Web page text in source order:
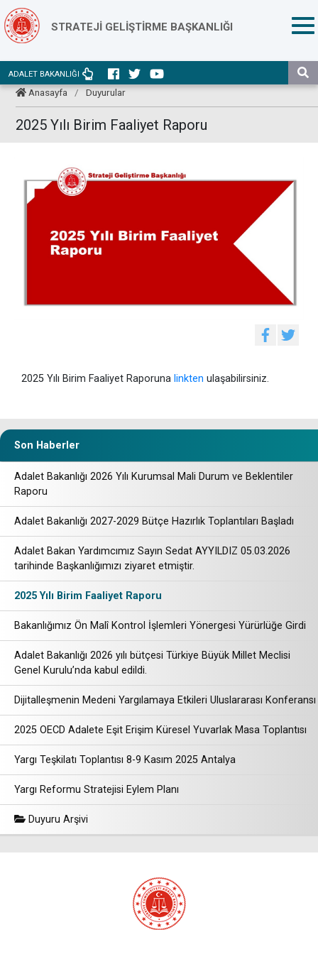
STRATEJİ GELİŞTİRME BAŞKANLIĞI
ADALET BAKANLIĞI
Anasayfa / Duyurular
2025 Yılı Birim Faaliyet Raporu
2025 Yılı Birim Faaliyet Raporuna linkten ulaşabilirsiniz.
Son Haberler
Adalet Bakanlığı 2026 Yılı Kurumsal Mali Durum ve Beklentiler
Raporu
Adalet Bakanlığı 2027-2029 Bütçe Hazırlık Toplantıları Başladı
Adalet Bakan Yardımcımız Sayın Sedat AYYILDIZ 05.03.2026
tarihinde Başkanlığımızı ziyaret etmiştir.
2025 Yılı Birim Faaliyet Raporu
Bakanlığımız Ön Malî Kontrol İşlemleri Yönergesi Yürürlüğe Girdi
Adalet Bakanlığı 2026 yılı bütçesi Türkiye Büyük Millet Meclisi
Genel Kurulu’nda kabul edildi.
Dijitalleşmenin Medeni Yargılamaya Etkileri Uluslararası Konferansı
2025 OECD Adalete Eşit Erişim Küresel Yuvarlak Masa Toplantısı
Yargı Teşkilatı Toplantısı 8-9 Kasım 2025 Antalya
Yargı Reformu Stratejisi Eylem Planı
Duyuru Arşivi